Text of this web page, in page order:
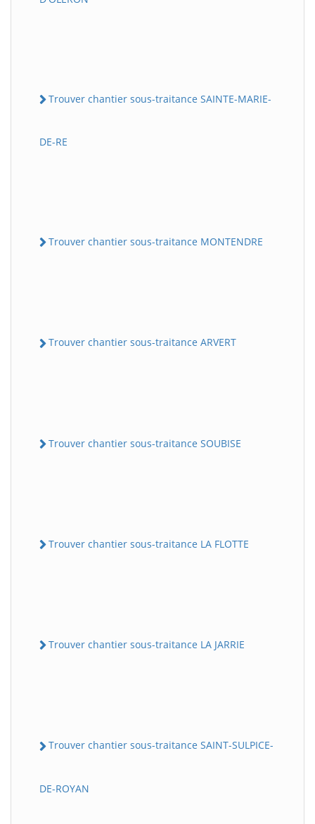
Trouver chantier sous-traitance SAINTE-MARIE-
DE-RE
Trouver chantier sous-traitance MONTENDRE
Trouver chantier sous-traitance ARVERT
Trouver chantier sous-traitance SOUBISE
Trouver chantier sous-traitance LA FLOTTE
Trouver chantier sous-traitance LA JARRIE
Trouver chantier sous-traitance SAINT-SULPICE-
DE-ROYAN